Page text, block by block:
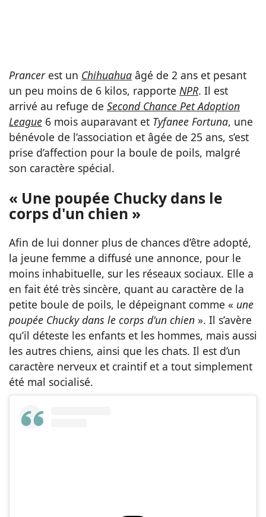
Prancerest un Chihuahua âgé de 2 ans et pesant
un peu moins de 6 kilos, rapporte NPR. Il est
arrivé au refuge de Second Chance Pet Adoption
League 6 mois auparavant et Tyfanee Fortuna, une
bénévole de l’association et âgée de 25 ans, s’est
prise d’affection pour la boule de poils, malgré
son caractère spécial.
« Une poupée Chucky dans le
corps d'un chien »
Afin de lui donner plus de chances d’être adopté,
la jeune femme a diffusé une annonce, pour le
moins inhabituelle, sur les réseaux sociaux. Elle a
en fait été très sincère, quant au caractère de la
petite boule de poils, le dépeignant comme « une
poupée Chucky dans le corps d'un chien ». Il s’avère
qu’il déteste les enfants et les hommes, mais aussi
les autres chiens, ainsi que les chats. Il est d’un
caractère nerveux et craintif et a tout simplement
été mal socialisé.